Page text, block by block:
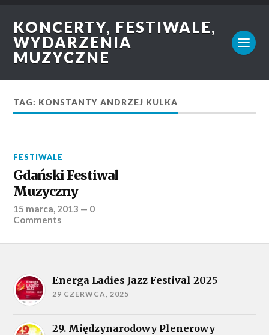
KONCERTY, FESTIWALE,
WYDARZENIA
MUZYCZNE
TAG: KONSTANTY ANDRZEJ KULKA
FESTIWALE
Gdański Festiwal
Muzyczny
15 marca, 2013 — 0
Comments
Energa Ladies Jazz Festival 2025
29 CZERWCA, 2025
29. Międzynarodowy Plenerowy